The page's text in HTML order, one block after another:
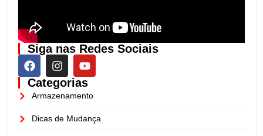
Siga nas Redes Sociais
Categorias
Armazenamento
Dicas de Mudança